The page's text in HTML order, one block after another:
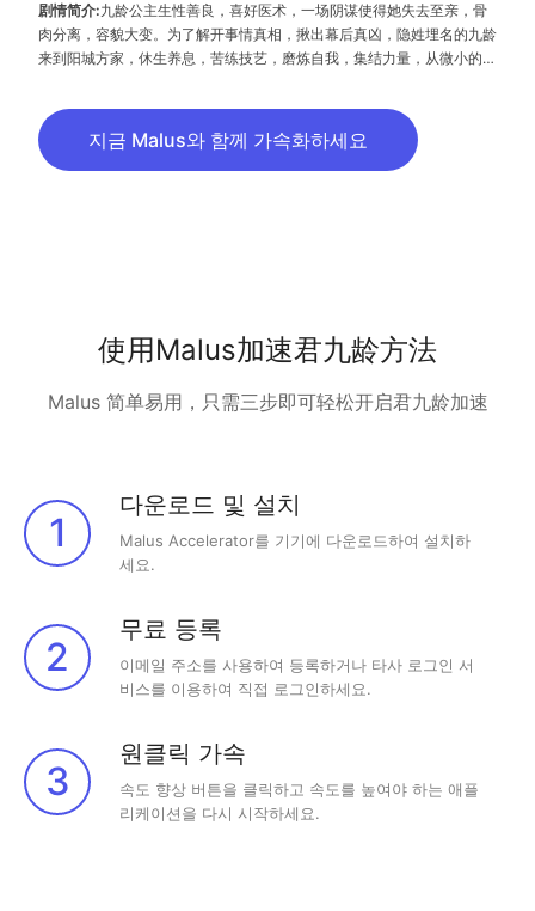
剧情简介:九龄公主生性善良，喜好医术，一场阴谋使得她失去至亲，骨
肉分离，容貌大变。为了解开事情真相，揪出幕后真凶，隐姓埋名的九龄
来到阳城方家，休生养息，苦练技艺，磨炼自我，集结力量，从微小的细
相后的九龄凭着坚韧不拔的品质，回到京城，在凶手不断的骚扰和攻击中
建立了医馆九龄堂，济世救人，受人尊崇，一步步走上高位，历尽重重艰
险，最终让真相大白于天下。
지금 Malus와 함께 가속화하세요
使用Malus加速君九龄方法
Malus 简单易用，只需三步即可轻松开启君九龄加速
1
다운로드 및 설치
Malus Accelerator를 기기에 다운로드하여 설치하
세요.
2
무료 등록
이메일 주소를 사용하여 등록하거나 타사 로그인 서
비스를 이용하여 직접 로그인하세요.
3
원클릭 가속
속도 향상 버튼을 클릭하고 속도를 높여야 하는 애플
리케이션을 다시 시작하세요.